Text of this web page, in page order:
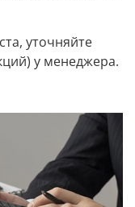
уточняйте
у менеджера.